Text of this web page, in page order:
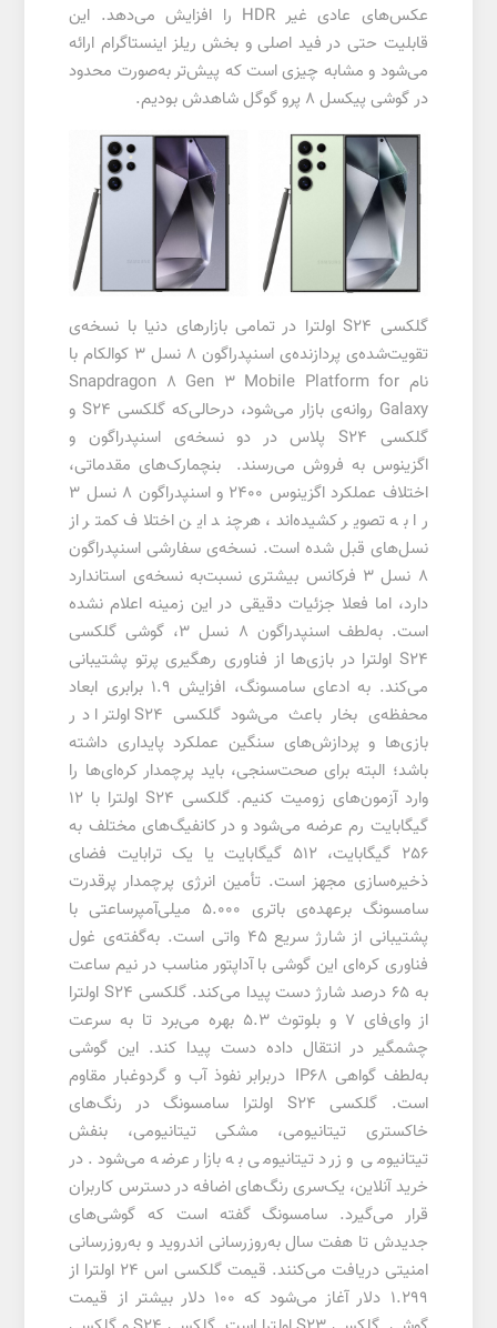
عکس‌های عادی غیر HDR را افزایش می‌دهد. این
قابلیت حتی در فید اصلی و بخش ریلز اینستاگرام ارائه
می‌شود و مشابه چیزی است که پیش‌تر به‌صورت محدود
در گوشی پیکسل 8 پرو گوگل شاهدش بودیم.
گلکسی S24 اولترا در تمامی بازارهای دنیا با نسخه‌ی
تقویت‌شده‌ی پردازنده‌ی اسنپدراگون 8 نسل 3 کوالکام با
نام Snapdragon 8 Gen 3 Mobile Platform for
Galaxy روانه‌ی بازار می‌شود، درحالی‌که گلکسی S24 و
گلکسی S24 پلاس در دو نسخه‌ی اسنپدراگون و
اگزینوس به فروش می‌رسند. بنچمارک‌های مقدماتی،
اختلاف عملکرد اگزینوس 2400 و اسنپدراگون 8 نسل 3
را به تصویر کشیده‌اند، هرچند این اختلاف کمتر از
نسل‌های قبل شده است. نسخه‌ی سفارشی اسنپدراگون
8 نسل 3 فرکانس بیشتری نسبت‌به نسخه‌ی استاندارد
دارد، اما فعلا جزئیات دقیقی در این زمینه اعلام نشده
است. به‌لطف اسنپدراگون 8 نسل 3، گوشی گلکسی
S24 اولترا در بازی‌ها از فناوری رهگیری پرتو پشتیبانی
می‌کند. به ادعای سامسونگ، افزایش 1.9 برابری ابعاد
محفظه‌ی بخار باعث می‌شود گلکسی S24 اولترا در
بازی‌ها و پردازش‌های سنگین عملکرد پایداری داشته
باشد؛ البته برای صحت‌سنجی، باید پرچمدار کره‌ای‌ها را
وارد آزمون‌های زومیت کنیم. گلکسی S24 اولترا با 12
گیگابایت رم عرضه می‌شود و در کانفیگ‌های مختلف به
256 گیگابایت، 512 گیگابایت یا یک ترابایت فضای
ذخیره‌سازی مجهز است. تأمین انرژی پرچمدار پرقدرت
سامسونگ برعهده‌ی باتری 5.000 میلی‌آمپرساعتی با
پشتیبانی از شارژ سریع 45 واتی است. به‌گفته‌ی غول
فناوری کره‌ای این گوشی با آداپتور مناسب در نیم ساعت
به 65 درصد شارژ دست پیدا می‌کند. گلکسی S24 اولترا
از وای‌فای 7 و بلوتوث 5.3 بهره می‌برد تا به سرعت
چشمگیر در انتقال داده دست پیدا کند. این گوشی
به‌لطف گواهی IP68 دربرابر نفوذ آب و گردوغبار مقاوم
است. گلکسی S24 اولترا سامسونگ در رنگ‌های
خاکستری تیتانیومی، مشکی تیتانیومی، بنفش
تیتانیومی و زرد تیتانیومی به بازار عرضه می‌شود. در
خرید آنلاین، یک‌سری رنگ‌های اضافه در دسترس کاربران
قرار می‌گیرد. سامسونگ گفته است که گوشی‌های
جدیدش تا هفت سال به‌روزرسانی اندروید و به‌روزرسانی
امنیتی دریافت می‌کنند. قیمت گلکسی اس 24 اولترا از
1.299 دلار آغاز می‌شود که 100 دلار بیشتر از قیمت